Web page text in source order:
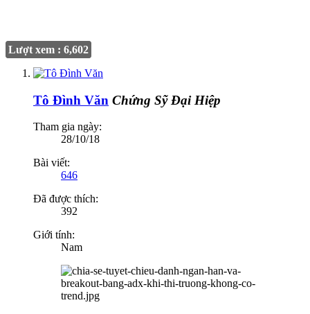
Lượt xem : 6,602
Tô Đình Văn Chứng Sỹ Đại Hiệp
Tham gia ngày:
28/10/18
Bài viết:
646
Đã được thích:
392
Giới tính:
Nam